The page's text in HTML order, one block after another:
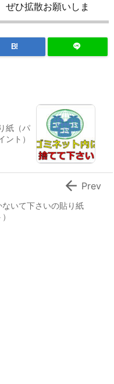
ぜひ拡散お願いしま
B!
紙（パ
ント）
いて下さいの貼り紙
 Prev